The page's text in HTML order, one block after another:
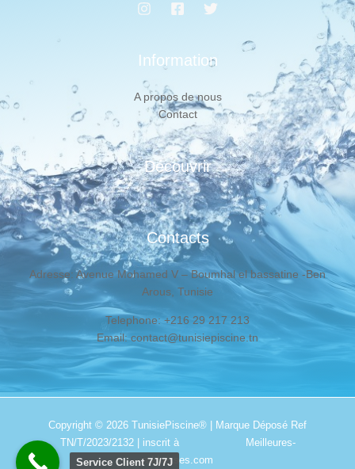
Information
A propos de nous
Contact
Découvrir
Contacts
Adresse: Avenue Mohamed V – Boumhal el bassatine -Ben
Arous, Tunisie
Telephone: +216 29 217 213
Email: contact@tunisiepiscine.tn
Copyright © 2026 TunisiePiscine® | Marque Déposé Ref
TN/T/2023/2132 | inscrit à
Meilleures-
addresses.com
Service Client 7J/7J